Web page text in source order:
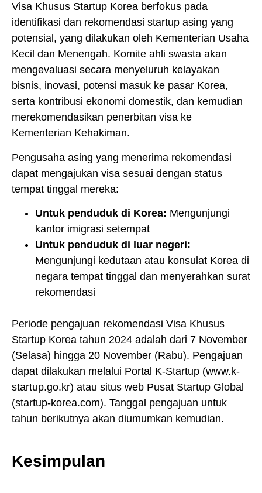
Visa Khusus Startup Korea berfokus pada
identifikasi dan rekomendasi startup asing yang
potensial, yang dilakukan oleh Kementerian Usaha
Kecil dan Menengah. Komite ahli swasta akan
mengevaluasi secara menyeluruh kelayakan
bisnis, inovasi, potensi masuk ke pasar Korea,
serta kontribusi ekonomi domestik, dan kemudian
merekomendasikan penerbitan visa ke
Kementerian Kehakiman.
Pengusaha asing yang menerima rekomendasi
dapat mengajukan visa sesuai dengan status
tempat tinggal mereka:
Untuk penduduk di Korea: Mengunjungi
kantor imigrasi setempat
Untuk penduduk di luar negeri:
Mengunjungi kedutaan atau konsulat Korea di
negara tempat tinggal dan menyerahkan surat
rekomendasi
Periode pengajuan rekomendasi Visa Khusus
Startup Korea tahun 2024 adalah dari 7 November
(Selasa) hingga 20 November (Rabu). Pengajuan
dapat dilakukan melalui Portal K-Startup (www.k-
startup.go.kr) atau situs web Pusat Startup Global
(startup-korea.com). Tanggal pengajuan untuk
tahun berikutnya akan diumumkan kemudian.
Kesimpulan